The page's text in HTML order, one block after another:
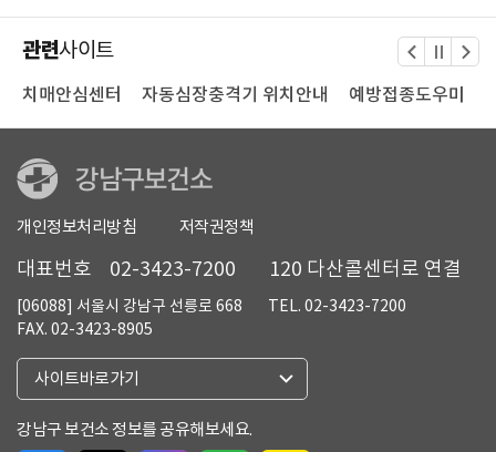
관련사이트
치매안심센터 자동심장충격기 위치안내 예방접종도우미
개인정보처리방침 저작권정책
대표번호 02-3423-7200 120 다산콜센터로 연결
[06088] 서울시 강남구 선릉로 668
TEL. 02-3423-7200
FAX. 02-3423-8905
사이트바로가기
기
강남구 보건소 정보를 공유해보세요.